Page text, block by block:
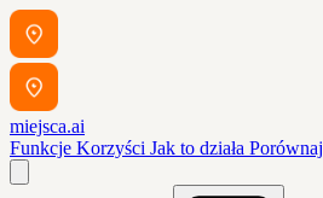
miejsca.ai
Funkcje Korzyści Jak to działa Porównaj